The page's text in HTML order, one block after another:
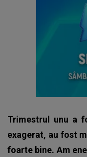
Trimestrul unu a
exagerat, au fost
foarte bine. Am